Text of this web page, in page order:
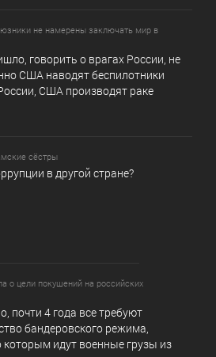
не намерены заключать мир в
говорить о врагах России, не
США наводят беспилотники
США производят раке
сёстры
в другой стране?
о цели покушений на российских
почти 4 года все требуют
бандеровского режима,
идут военные грузы из